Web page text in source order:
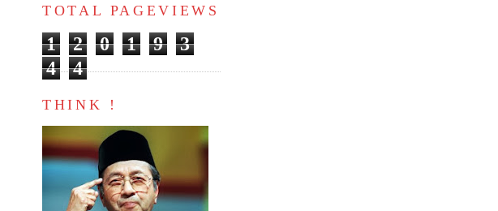
TOTAL PAGEVIEWS
1 2 0 1 9
3
4
4
THINK !